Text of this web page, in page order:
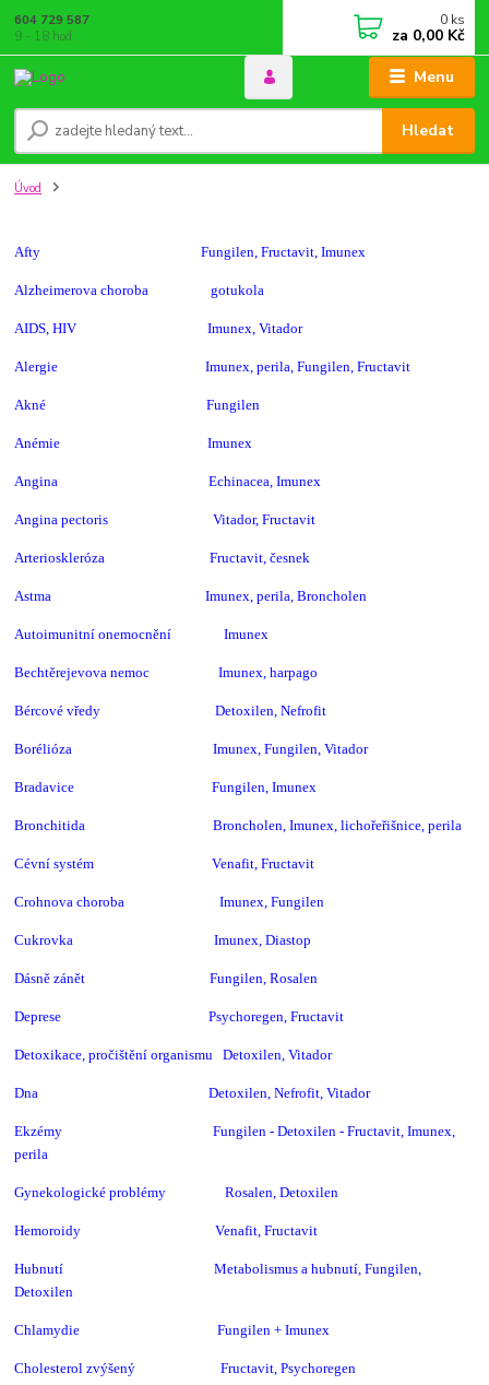
Menu
Hledat
604 729 587
9 - 18 hod
0 ks
za 0,00 Kč
Úvod
Afty Fungilen, Fructavit, Imunex
Alzheimerova choroba gotukola
AIDS, HIV Imunex, Vitador
Alergie Imunex, perila, Fungilen, Fructavit
Akné Fungilen
Anémie Imunex
Angina Echinacea, Imunex
Angina pectoris Vitador, Fructavit
Arterioskleróza Fructavit, česnek
Astma Imunex, perila, Broncholen
Autoimunitní onemocnění Imunex
Bechtěrejevova nemoc Imunex, harpago
Bércové vředy Detoxilen, Nefrofit
Borélióza Imunex, Fungilen, Vitador
Bradavice Fungilen, Imunex
Bronchitida Broncholen, Imunex, lichořeřišnice, perila
Cévní systém Venafit, Fructavit
Crohnova choroba Imunex, Fungilen
Cukrovka Imunex, Diastop
Dásně zánět Fungilen, Rosalen
Deprese Psychoregen, Fructavit
Detoxikace, pročištění organismu Detoxilen, Vitador
Dna Detoxilen, Nefrofit, Vitador
Ekzémy Fungilen - Detoxilen- Fructavit, Imunex,
perila
Gynekologické problémy Rosalen, Detoxilen
Hemoroidy Venafit, Fructavit
Hubnutí Metabolismus a hubnutí, Fungilen,
Detoxilen
Chlamydie Fungilen + Imunex
Cholesterol zvýšený Fructavit, Psychoregen